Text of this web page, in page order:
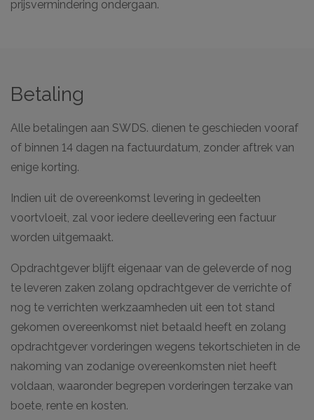
prijsvermindering ondergaan.
Betaling
Alle betalingen aan SWDS. dienen te geschieden vooraf
of binnen 14 dagen na factuurdatum, zonder aftrek van
enige korting.
Indien uit de overeenkomst levering in gedeelten
voortvloeit, zal voor iedere deellevering een factuur
worden uitgemaakt.
Opdrachtgever blijft eigenaar van de geleverde of nog
te leveren zaken zolang opdrachtgever de verrichte of
nog te verrichten werkzaamheden uit een tot stand
gekomen overeenkomst niet betaald heeft en zolang
opdrachtgever vorderingen wegens tekortschieten in de
nakoming van zodanige overeenkomsten niet heeft
voldaan, waaronder begrepen vorderingen terzake van
boete, rente en kosten.